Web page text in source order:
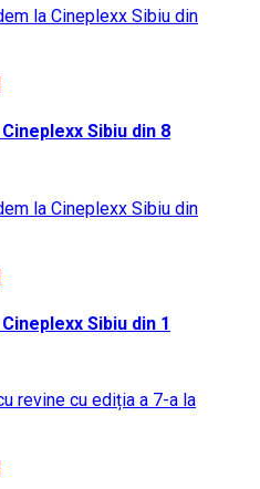
Sibiu din 8
Sibiu din 1